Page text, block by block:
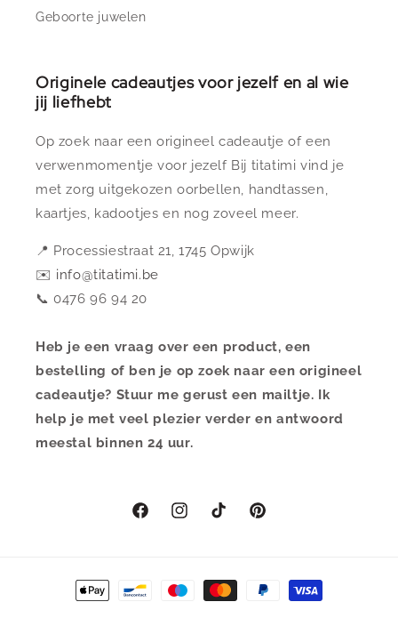
Geboorte juwelen
Originele cadeautjes voor jezelf en al wie
jij liefhebt
Op zoek naar een origineel cadeautje of een
verwenmomentje voor jezelf Bij titatimi vind je
met zorg uitgekozen oorbellen, handtassen,
kaartjes, kadootjes en nog zoveel meer.
📍 Processiestraat 21, 1745 Opwijk
✉️ info@titatimi.be
📞 0476 96 94 20
Heb je een vraag over een product, een
bestelling of ben je op zoek naar een origineel
cadeautje? Stuur me gerust een mailtje. Ik
help je met veel plezier verder en antwoord
meestal binnen 24 uur.
FacebookInstagramTikTok Pinterest
Betaalmethoden